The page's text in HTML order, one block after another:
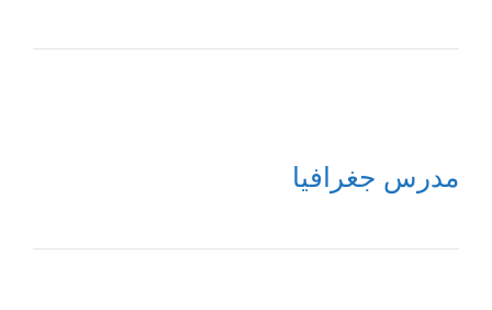
مدرس جغرافيا